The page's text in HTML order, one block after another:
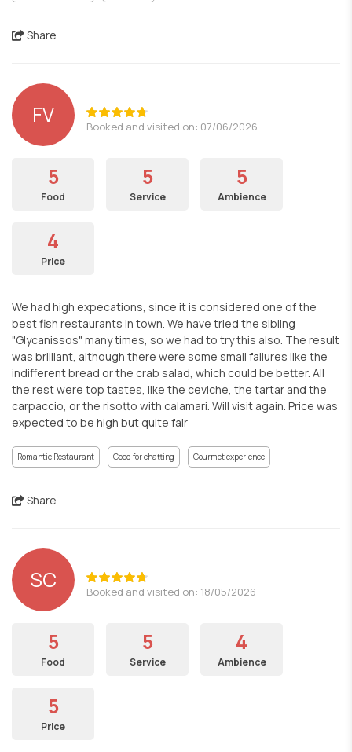
Share
FV Booked and visited on: 07/06/2026
5
Food
5
Service
5
Ambience
4
Price
We had high expecations, since it is considered one of the
best fish restaurants in town. We have tried the sibling
"Glycanissos" many times, so we had to try this also. The result
was brilliant, although there were some small failures like the
indifferent bread or the crab salad, which could be better. All
the rest were top tastes, like the ceviche, the tartar and the
carpaccio, or the risotto with calamari. Will visit again. Price was
expected to be high but quite fair
Romantic Restaurant Good for chatting Gourmet experience
Share
SC Booked and visited on: 18/05/2026
5
Food
5
Service
4
Ambience
5
Price